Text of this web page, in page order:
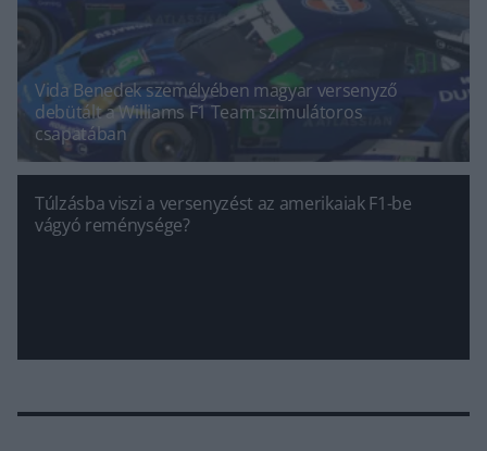
Vida Benedek személyében magyar versenyző
debütált a Williams F1 Team szimulátoros
csapatában
Túlzásba viszi a versenyzést az amerikaiak F1-be
vágyó reménysége?